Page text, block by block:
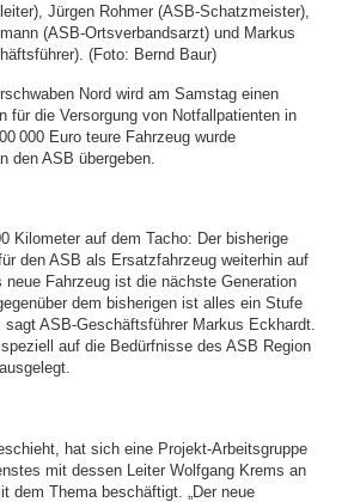
Jürgen Rohmer (ASB-Schatzmeister),
(ASB-Ortsverbandsarzt) und Markus
(Foto: Bernd Baur)
Nord wird am Samstag einen
für die Versorgung von Notfallpatienten in
000 Euro teure Fahrzeug wurde
den ASB übergeben.
Kilometer auf dem Tacho: Der bisherige
den ASB als Ersatzfahrzeug weiterhin auf
neue Fahrzeug ist die nächste Generation
dem bisherigen ist alles ein Stufe
sagt ASB-Geschäftsführer Markus Eckhardt.
auf die Bedürfnisse des ASB Region
hat sich eine Projekt-Arbeitsgruppe
mit dessen Leiter Wolfgang Krems an
dem Thema beschäftigt. „Der neue